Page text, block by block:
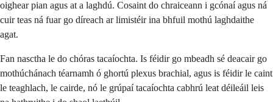
oighear pian agus at a laghdú. Cosaint do chraiceann i gcónaí agus ná
cuir teas ná fuar go díreach ar limistéir ina bhfuil mothú laghdaithe
agat.
Fan nasctha le do chóras tacaíochta. Is féidir go mbeadh sé deacair go
mothúchánach téarnamh ó ghortú plexus brachial, agus is féidir le caint
le teaghlach, le cairde, nó le grúpaí tacaíochta cabhrú leat déileáil leis